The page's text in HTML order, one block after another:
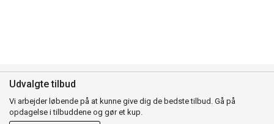
Udvalgte tilbud
Vi arbejder løbende på at kunne give dig de bedste tilbud. Gå på
opdagelse i tilbuddene og gør et kup.